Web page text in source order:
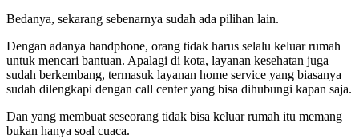
Bedanya, sekarang sebenarnya sudah ada pilihan lain.
Dengan adanya handphone, orang tidak harus selalu keluar rumah
untuk mencari bantuan. Apalagi di kota, layanan kesehatan juga
sudah berkembang, termasuk layanan home service yang biasanya
sudah dilengkapi dengan call center yang bisa dihubungi kapan saja.
Dan yang membuat seseorang tidak bisa keluar rumah itu memang
bukan hanya soal cuaca.